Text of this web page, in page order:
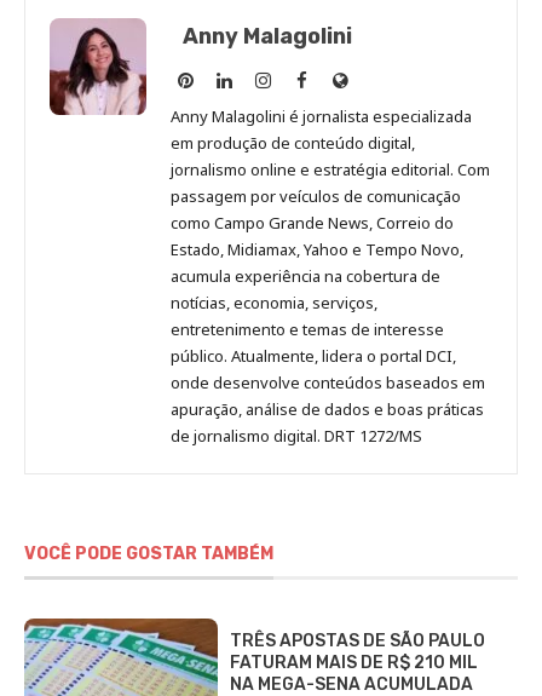
Anny Malagolini
Anny
Malagolini
no
Pinterest
Anny
Malagolini
no
LinkedIn
Anny
Malagolini
no
Instagram
Anny
Malagolini
no
Facebook
Site
de
Anny
Malagolini
Anny Malagolini é jornalista especializada
em produção de conteúdo digital,
jornalismo online e estratégia editorial. Com
passagem por veículos de comunicação
como Campo Grande News, Correio do
Estado, Midiamax, Yahoo e Tempo Novo,
acumula experiência na cobertura de
notícias, economia, serviços,
entretenimento e temas de interesse
público. Atualmente, lidera o portal DCI,
onde desenvolve conteúdos baseados em
apuração, análise de dados e boas práticas
de jornalismo digital. DRT 1272/MS
VOCÊ PODE GOSTAR TAMBÉM
TRÊS APOSTAS DE SÃO PAULO
FATURAM MAIS DE R$ 210 MIL
NA MEGA-SENA ACUMULADA